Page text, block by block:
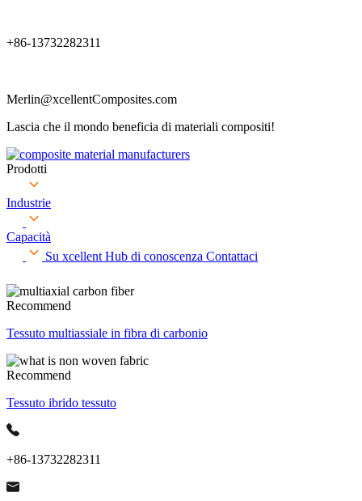
+86-13732282311
Merlin@xcellentComposites.com
Lascia che il mondo beneficia di materiali compositi!
Prodotti
Industrie
Capacità
Su xcellent Hub di conoscenza Contattaci
Recommend
Tessuto multiassiale in fibra di carbonio
Recommend
Tessuto ibrido tessuto
+86-13732282311